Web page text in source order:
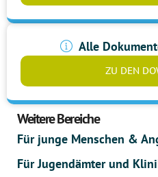
Alle
ZU DEN
Weitere Bereiche
Für junge Menschen &
Für Jugendämter und